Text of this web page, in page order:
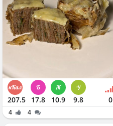
207.5 17.8 10.9 9.8 0
4 4